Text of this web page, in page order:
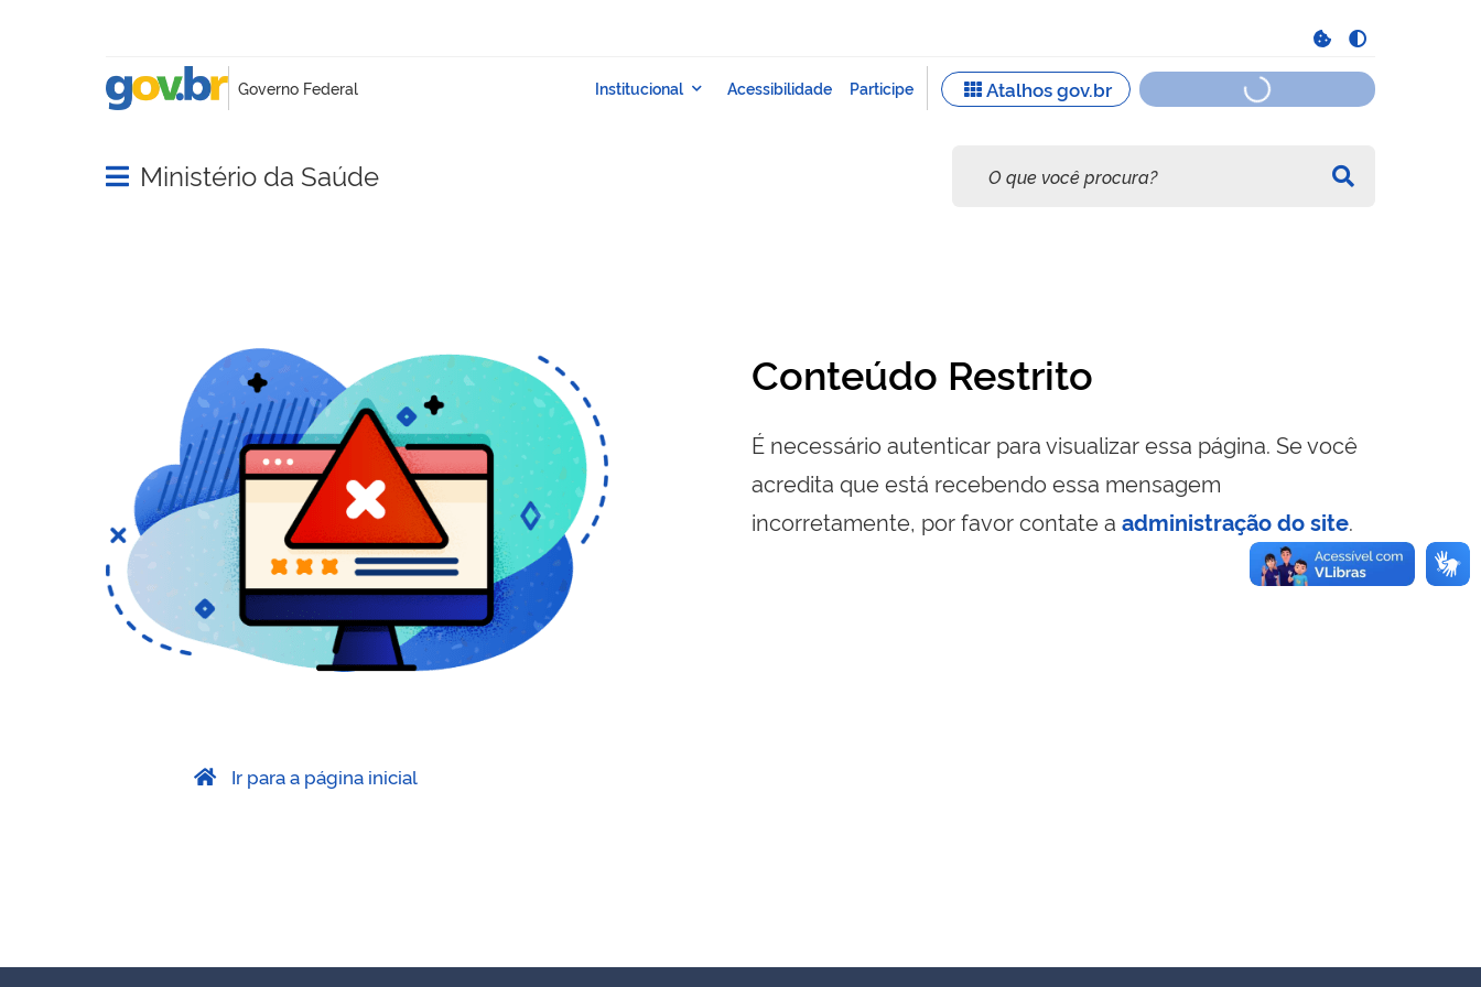
Abrir menu principal de navegação
Ministério da Saúde
Conteúdo Restrito
É necessário autenticar para visualizar essa página. Se você
acredita que está recebendo essa mensagem
incorretamente, por favor contate a administração do site.
Ir para a página inicial